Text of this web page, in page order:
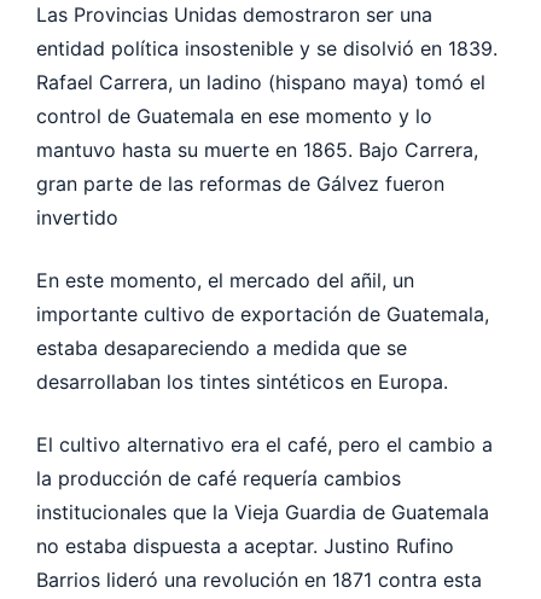
Las Provincias Unidas demostraron ser una
entidad política insostenible y se disolvió en 1839.
Rafael Carrera, un ladino (hispano maya) tomó el
control de Guatemala en ese momento y lo
mantuvo hasta su muerte en 1865. Bajo Carrera,
gran parte de las reformas de Gálvez fueron
invertido
En este momento, el mercado del añil, un
importante cultivo de exportación de Guatemala,
estaba desapareciendo a medida que se
desarrollaban los tintes sintéticos en Europa.
El cultivo alternativo era el café, pero el cambio a
la producción de café requería cambios
institucionales que la Vieja Guardia de Guatemala
no estaba dispuesta a aceptar. Justino Rufino
Barrios lideró una revolución en 1871 contra esta